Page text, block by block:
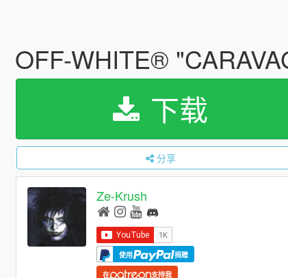
OFF-WHITE®
下载
分享
Ze-Krush
使用 捐赠
在 支持我